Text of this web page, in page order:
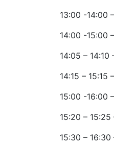
13:00 -14:00
14:00 -15:00
14:05 –
14:15 – 15:15
15:00 -16:00
15:20 –
15:30 –